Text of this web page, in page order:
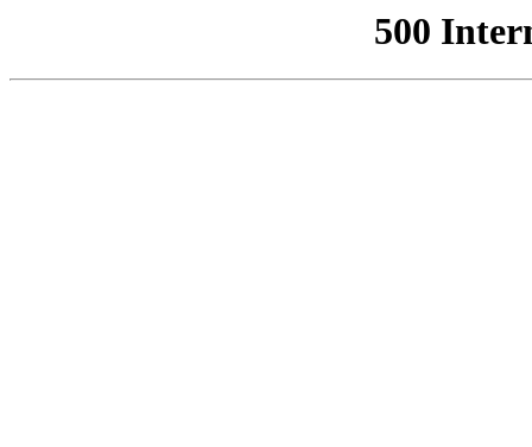
500